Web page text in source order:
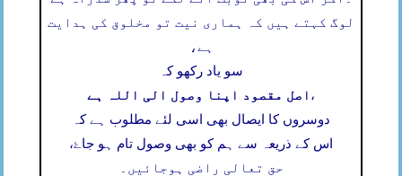
لوگ کہتے ہیں کہ ہماری نیت تو مخلوق کی ہدایت
ہے،
سو یاد رکھو کہ
اصل مقصود اپنا وصول الی اللہ ہے ،
دوسروں کا ایصال بھی اسی لئے مطلوب ہے کہ
اس کے ذریعہ سے ہم کو بھی وصول تام ہو جاۓ،
حق تعالی راضی ہوجائیں۔